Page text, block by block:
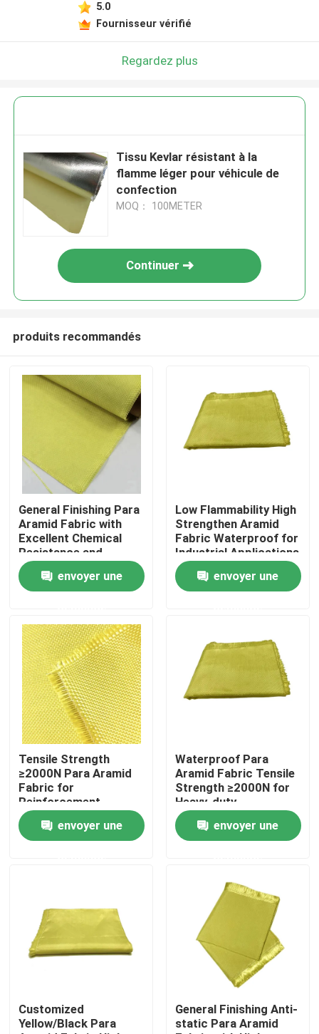
Produits
Vidéos
Au sujet de nous
Visite d'usine
Demandez une citation
tissu d'aramid de Para
5.0
Fournisseur vérifié
Regardez plus
Tissu Kevlar résistant à la
flamme léger pour véhicule de
confection
MOQ： 100METER
Continuer
produits recommandés
General Finishing Para
Aramid Fabric with
Excellent Chemical
Resistance and
Tensile Strength
≥2000Nenvoyer une
Low Flammability High
Strengthen Aramid
Fabric Waterproof for
Industrial Applications
envoyer une
Tensile Strength
≥2000N Para Aramid
Fabric for
Reinforcement
Materials Conventional
Patternenvoyer une
Waterproof Para
Aramid Fabric Tensile
Strength ≥2000N for
Heavy-duty
Performance and
Durabilityenvoyer une
Customized
Yellow/Black Para
General Finishing Anti-
static Para Aramid